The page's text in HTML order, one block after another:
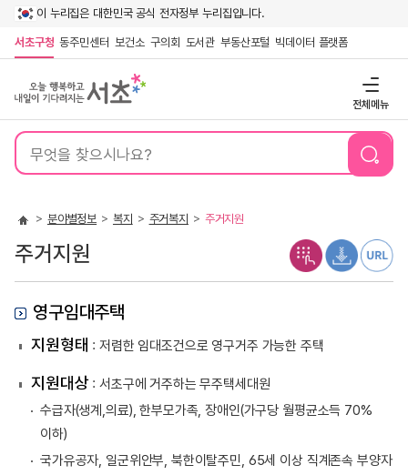
이 누리집은 대한민국 공식 전자정부 누리집입니다.
서초구청 동주민센터 보건소 구의회 도서관 부동산포털 빅데이터 플랫폼
전체메뉴
통
검
분야별정보 복지 주거복지 주거지원
주거지원
영구임대주택
지원형태 : 저렴한 임대조건으로 영구거주 가능한 주택
지원대상: 서초구에 거주하는 무주택세대원
수급자(생계,의료), 한부모가족, 장애인(가구당 월평균소득 70%
이하)
국가유공자, 일군위안부, 북한이탈주민, 65세 이상 직계존속 부양자